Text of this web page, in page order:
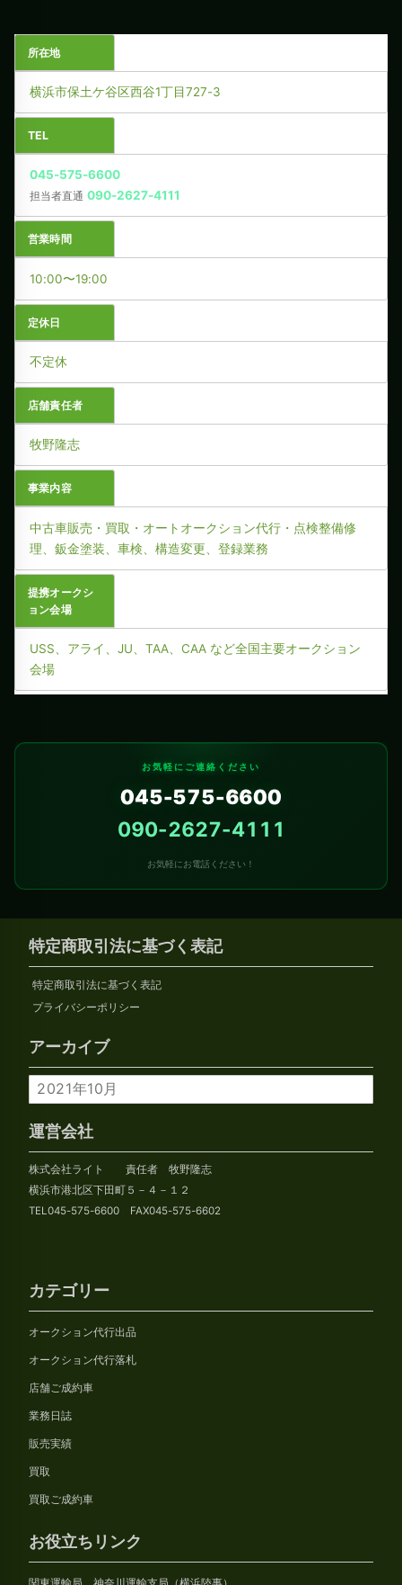
所在地
横浜市保土ケ谷区西谷1丁目727-3
TEL
045-575-6600
担当者直通 090-2627-4111
営業時間
10:00〜19:00
定休日
不定休
店舗責任者
牧野隆志
事業内容
中古車販売・買取・オートオークション代行・点検整備修
理、鈑金塗装、車検、構造変更、登録業務
提携オークシ
ョン会場
USS、アライ、JU、TAA、CAA など全国主要オークション
会場
お気軽にご連絡ください
045-575-6600
090-2627-4111
お気軽にお電話ください！
特定商取引法に基づく表記
特定商取引法に基づく表記
プライバシーポリシー
アーカイブ
ア
ー
カ
イ
ブ
運営会社
株式会社ライト 責任者 牧野隆志
横浜市港北区下田町５－４－１２
TEL045-575-6600 FAX045-575-6602
カテゴリー
オークション代行出品
オークション代行落札
店舗ご成約車
業務日誌
販売実績
買取
買取ご成約車
お役立ちリンク